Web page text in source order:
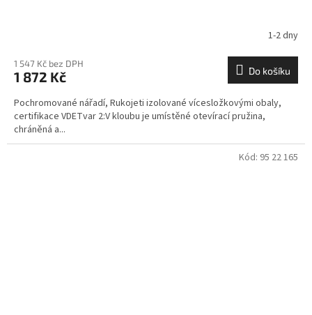
1-2 dny
1 547 Kč bez DPH
1 872 Kč Do košíku
Pochromované nářadí, Rukojeti izolované vícesložkovými obaly,
certifikace VDETvar 2:V kloubu je umístěné otevírací pružina,
chráněná a...
Kód: 95 22 165